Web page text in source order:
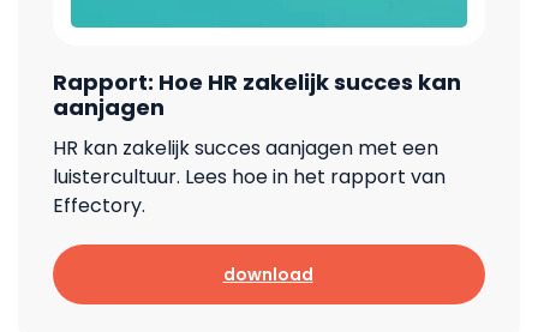
Rapport: Hoe HR zakelijk succes kan
aanjagen
HR kan zakelijk succes aanjagen met een
luistercultuur. Lees hoe in het rapport van
Effectory.
download